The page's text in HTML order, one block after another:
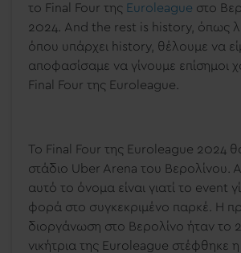
το Final Four της Euroleague στο
2024. And the rest is history, όπως
όπου υπάρχει history, θέλουμε να
αποφασίσαμε να γίνουμε επίσημοι
Final Four της Euroleague.
Το Final Four της Euroleague 2024
στάδιο Uber Arena του Βερολίνου.
αυτό το όνομα είναι γιατί το event
φορά στο συγκεκριμένο παρκέ. Η
διοργάνωση στο Βερολίνο ήταν το
νικήτρια της Euroleague στέφθηκε